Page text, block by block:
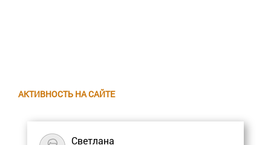
АКТИВНОСТЬ НА САЙТЕ
Светлана